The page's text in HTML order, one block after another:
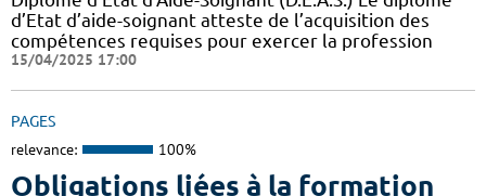
d’Etat d’aide-soignant atteste de l’acquisition des
compétences requises pour exercer la profession
15/04/2025 17:00
PAGES
relevance: 100%
Obligations liées à la formation